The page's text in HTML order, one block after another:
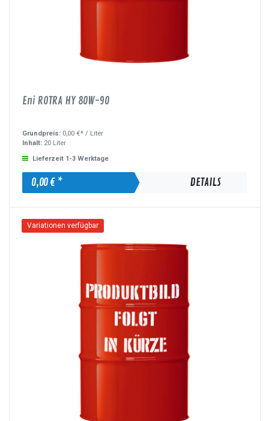
Eni ROTRA HY 80W-90
Grundpreis: 0,00 €* / Liter
Inhalt: 20 Liter
Lieferzeit 1-3 Werktage
0,00 € * DETAILS
Variationen verfügbar